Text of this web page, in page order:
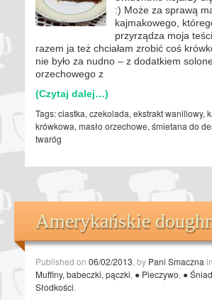
:) Może za sprawą
kajmakowego,
przyrządza moja
razem ja też chciałam zrobić coś
nie było za nudno – z dodatkiem
orzechowego z
(Czytaj dalej…)
Tags:ciastka, czekolada, ekstrakt waniliowy,
krówkowa, masło orzechowe, śmietana do
twaróg
Amerykańskie
Published on 06/02/2013 , by Pani Smaczna in
Muffiny, babeczki, pączki ● Pieczywo ●
Słodkości